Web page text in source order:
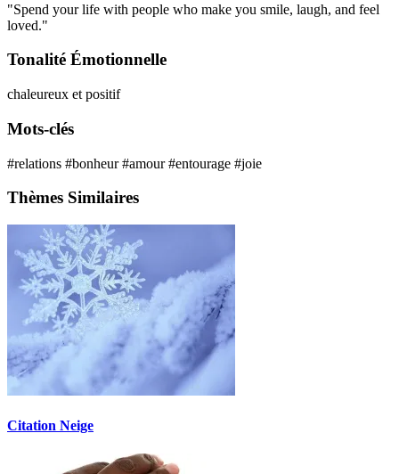
"Spend your life with people who make you smile, laugh, and feel
loved."
Tonalité Émotionnelle
chaleureux et positif
Mots-clés
#relations #bonheur#amour#entourage #joie
Thèmes Similaires
Citation Neige